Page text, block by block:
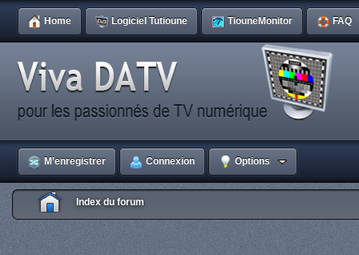
Home Logiciel Tutioune TiouneMonitor FAQ
M’enregistrer Connexion Options
Index du forum